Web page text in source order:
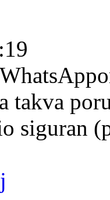
takva
siguran